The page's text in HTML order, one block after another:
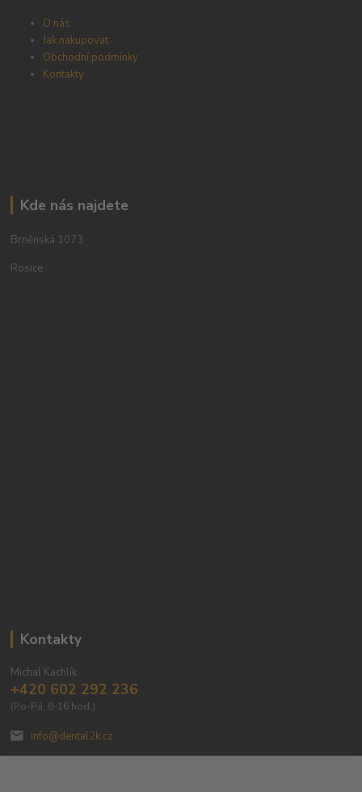
O nás
Jak nakupovat
Obchodní podmínky
Kontakty
Kde nás najdete
Brněnská 1073
Rosice
Kontakty
Michal Kachlík
+420 602 292 236
(Po-Pá, 8-16 hod.)
info@dental2k.cz